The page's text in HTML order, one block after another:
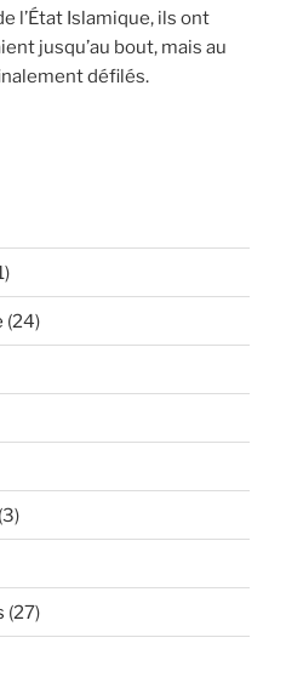
l’État Islamique, ils ont
jusqu’au bout, mais au
défilés.
»
(24)
(3)
(27)